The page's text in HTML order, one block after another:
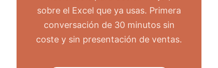
sobre el Excel que ya usas. Primera
conversación de 30 minutos sin
coste y sin presentación de ventas.